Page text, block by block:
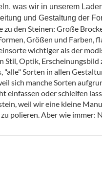
was wir in unserem
und Gestaltung der
den Steinen: Große
Größen und Farben,
wichtiger als der
Stil, Optik, Erscheinungsbild
Sorten in allen
sich manche Sorten
oder schleifen
weil wir eine kleine
polieren. Aber wie immer: